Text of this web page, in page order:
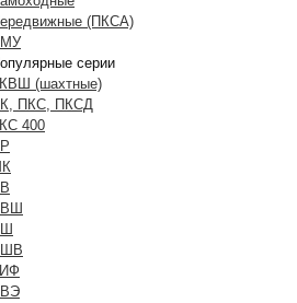
(ПКСА)
серии
(шахтные)
ПКС, ПКСД
400